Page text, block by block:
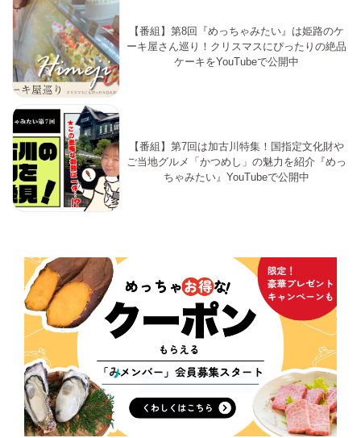
【番組】第8回『めっちゃみたい』は姫路のケ
ーキ屋さん巡り！クリスマスにぴったりの絶品
ケーキをYouTubeで公開中
【番組】第7回は加古川特集！国指定文化財や
ご当地グルメ「かつめし」の魅力を紹介『めっ
ちゃみたい』YouTubeで公開中